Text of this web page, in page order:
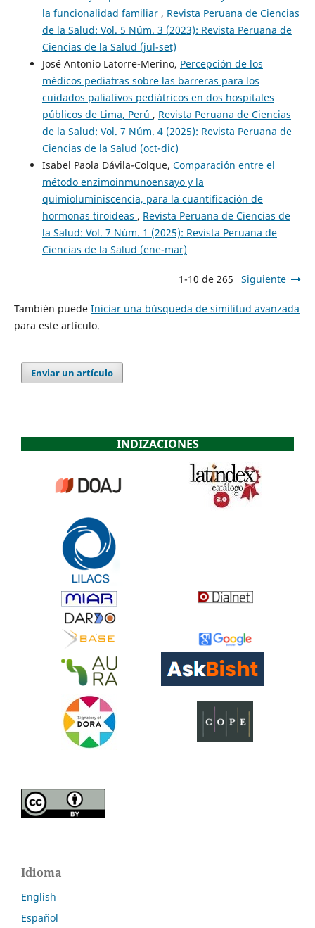
la funcionalidad familiar , Revista Peruana de Ciencias
de la Salud: Vol. 5 Núm. 3 (2023): Revista Peruana de
Ciencias de la Salud (jul-set)
José Antonio Latorre-Merino, Percepción de los
médicos pediatras sobre las barreras para los
cuidados paliativos pediátricos en dos hospitales
públicos de Lima, Perú , Revista Peruana de Ciencias
de la Salud: Vol. 7 Núm. 4 (2025): Revista Peruana de
Ciencias de la Salud (oct-dic)
Isabel Paola Dávila-Colque, Comparación entre el
método enzimoinmunoensayo y la
quimioluminiscencia, para la cuantificación de
hormonas tiroideas , Revista Peruana de Ciencias de
la Salud: Vol. 7 Núm. 1 (2025): Revista Peruana de
Ciencias de la Salud (ene-mar)
1-10 de 265 Siguiente
También puede Iniciar una búsqueda de similitud avanzada
para este artículo.
Enviar un artículo
INDIZACIONES
Idioma
English
Español